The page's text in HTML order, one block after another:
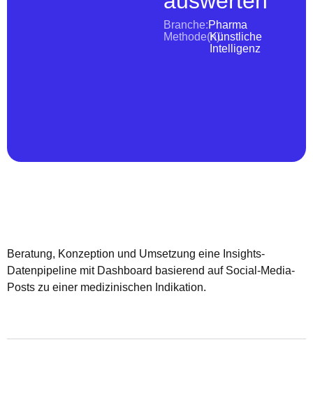
Branche:Pharma
Methode(n):Künstliche
Intelligenz
Beratung, Konzeption und Umsetzung eine Insights-
Datenpipeline mit Dashboard basierend auf Social-Media-
Posts zu einer medizinischen Indikation.